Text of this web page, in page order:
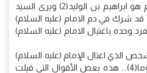
2. إن الذي أقدم على سم الامام هو ابراهيم بن الوليد(2) ويرى السيد
قد شرك في دم الامام (عليه السلام)
وحده باغتيال الامام (عليه السلام)
الذي اغتال الإمام (عليه السلام)
واكتفت بالقول إنه مات مسموما(4)... هذه بعض الأقوال التي قيلت